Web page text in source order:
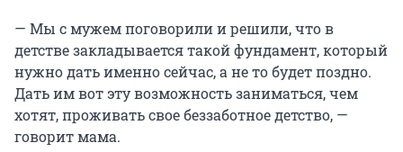
— Мы с мужем поговорили и решили, что в
детстве закладывается такой фундамент, который
нужно дать именно сейчас, а не то будет поздно.
Дать им вот эту возможность заниматься, чем
хотят, проживать свое беззаботное детство, —
говорит мама.